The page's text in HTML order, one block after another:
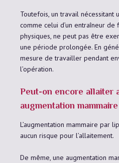
Toutefois, un travail
comme celui d’un entraîneur de
physiques, ne peut pas être
une période prolongée. En
mesure de travailler pendant
l’opération.
Peut-on encore allaiter
augmentation
L’augmentation mammaire par
aucun risque pour l’allaitement.
De même, une augmentation